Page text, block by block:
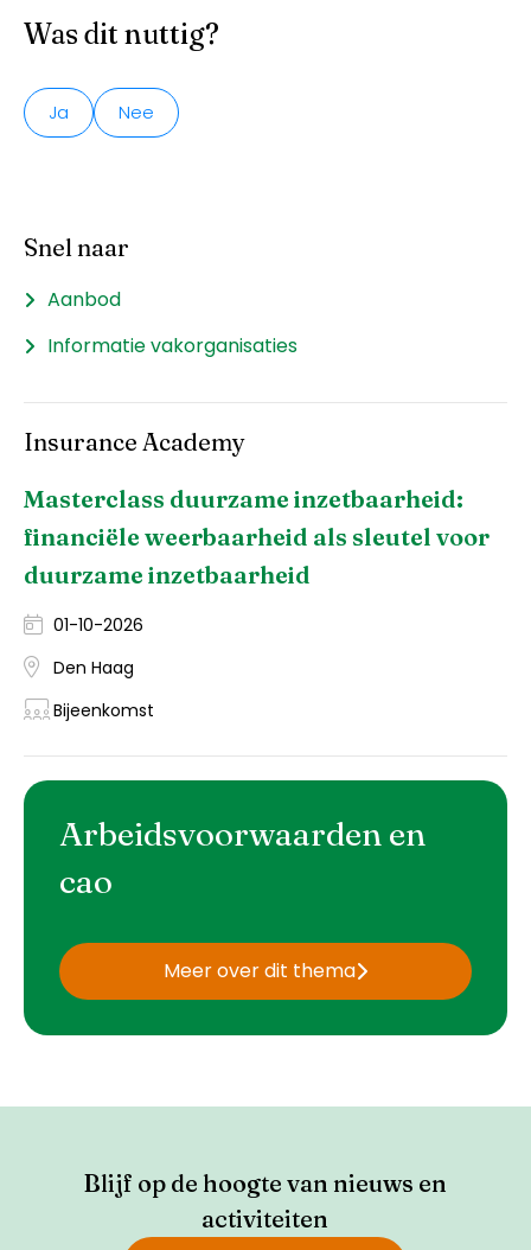
Was dit nuttig?
Ja Nee
Snel naar
Aanbod
Informatie vakorganisaties
Insurance Academy
Masterclass duurzame inzetbaarheid:
financiële weerbaarheid als sleutel voor
duurzame inzetbaarheid
01-10-2026
Den Haag
Bijeenkomst
Arbeidsvoorwaarden en
cao
Meer over dit thema
Blijf op de hoogte van nieuws en
activiteiten